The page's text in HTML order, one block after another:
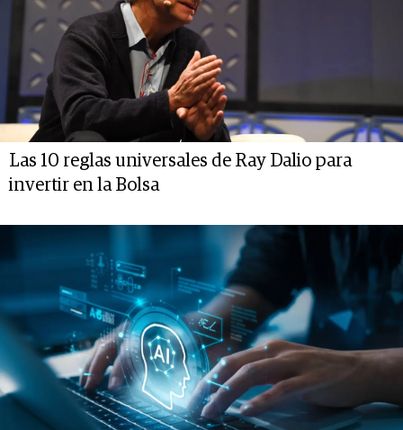
Las 10 reglas universales de Ray Dalio para
invertir en la Bolsa